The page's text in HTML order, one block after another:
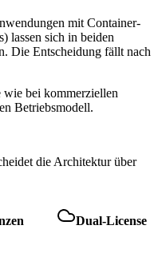
mit Container-
lassen sich in beiden
Die Entscheidung fällt nach
wie bei kommerziellen
Betriebsmodell.
die Architektur über
Dual-License